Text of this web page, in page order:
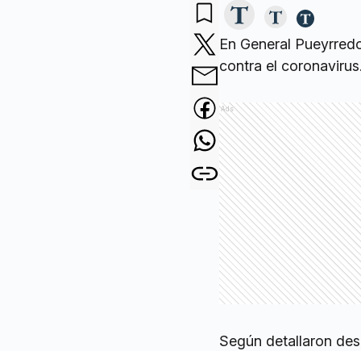
En General
contra el
Ads
Según detallaron